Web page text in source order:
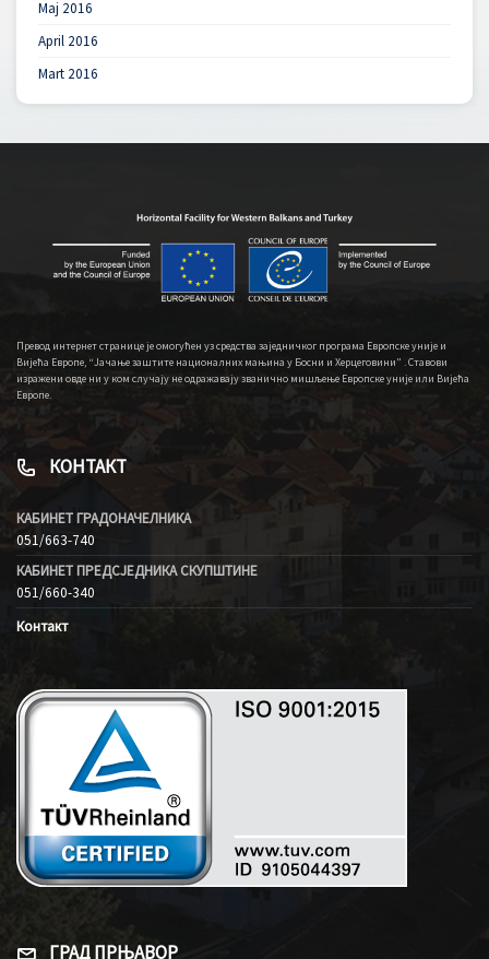
Maj 2016
April 2016
Mart 2016
Превод интернет странице је омогућен уз средства заједничког програма Европске уније и
Вијећа Европе, “Јачање заштите националних мањина у Босни и Херцеговини” . Ставови
изражени овде ни у ком случају не одражавају званично мишљење Европске уније или Вијећа
Европе.
КОНТАКТ
КАБИНЕТ ГРАДОНАЧЕЛНИКА
051/663-740
КАБИНЕТ ПРЕДСЈЕДНИКА СКУПШТИНЕ
051/660-340
Контакт
ГРАД ПРЊАВОР